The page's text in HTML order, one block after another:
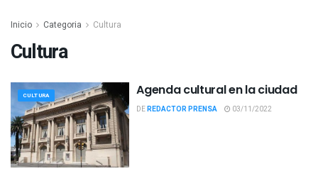
Inicio Categoria Cultura
Cultura
CULTURA Agenda cultural en la ciudad
DEREDACTOR PRENSA 03/11/2022